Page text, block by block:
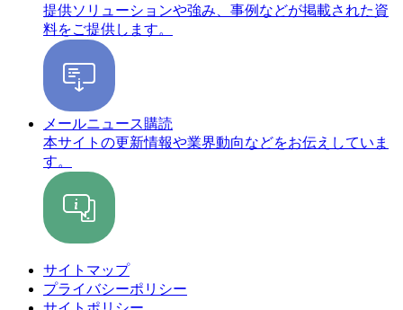
提供ソリューションや強み、事例などが掲載された資
料をご提供します。
メールニュース購読
本サイトの更新情報や業界動向などをお伝えしていま
す。
サイトマップ
プライバシーポリシー